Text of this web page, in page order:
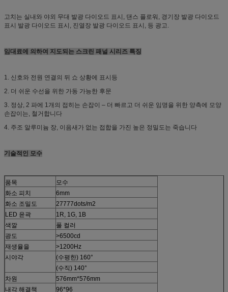
고치는 실내와 야외 무대 발광 다이오드 표시, 댄스 플로워, 경기장 발광 다이오드
표시 발광 다이오드 표시, 진열장 발광 다이오드 표시, 등 광고.
임대료에 의하여 지도되는 스크린 패널 시리즈 특징
1. 신호와 전원 연결의 뒤 쇼 상황에 표시등
2. 더 쉬운 수선을 위한 가동 가능한 후문
3. 정상, 2 파에 1개의 접히는 손잡이 – 더 빠르고 더 쉬운 임명을 위한 양측에 모양
손잡이는, 철거합니다
4. 주조 알루미늄 장, 이음새가 없는 접합을 가진 높은 정밀도는 죽습니다
기술적인 모수
품목
모수
화소 피치
6mm
화소 조밀도
27777dots/m2
LED 윤곽
1R, 1G, 1B
색깔
풀 컬러
광도
>6500cd
재생율을
>1200Hz
시야각
(수평한) 160°
(수직) 140°
차원
576mm*576mm
내각 해결책
96*96